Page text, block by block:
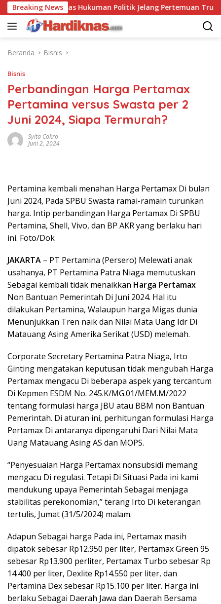
Langsung
ke
konten
Breaking News
Saling Balas Hukuman Politik Jelang Pertemuan Trump dan
Beranda Bisnis
Bisnis
Perbandingan Harga Pertamax
Pertamina versus Swasta per 2
Juni 2024, Siapa Termurah?
Syita Cokro
Juni 2, 2024
Pertamina kembali menahan Harga Pertamax Di bulan
Juni 2024, Pada SPBU Swasta ramai-ramain turunkan
harga. Intip perbandingan Harga Pertamax Di SPBU
Pertamina, Shell, Vivo, dan BP AKR yang berlaku hari
ini. Foto/Dok
JAKARTA – PT Pertamina (Persero) Melewati anak
usahanya, PT Pertamina Patra Niaga memutuskan
Sebagai kembali tidak menaikkan Harga Pertamax
Non Bantuan Pemerintah Di Juni 2024. Hal itu
dilakukan Pertamina, Walaupun harga Migas dunia
Menunjukkan Tren naik dan Nilai Mata Uang Idr Di
Matauang Asing Amerika Serikat (USD) melemah.
Corporate Secretary Pertamina Patra Niaga, Irto
Ginting mengatakan keputusan tidak mengubah Harga
Pertamax mengacu Di beberapa aspek yang tercantum
Di Kepmen ESDM No. 245.K/MG.01/MEM.M/2022
tentang formulasi harga JBU atau BBM non Bantuan
Pemerintah. Di aturan ini, perhitungan formulasi Harga
Pertamax Di antaranya dipengaruhi Dari Nilai Mata
Uang Matauang Asing AS dan MOPS.
“Penyesuaian Harga Pertamax nonsubsidi memang
mengacu Di regulasi. Tetapi Di Situasi Pada ini kami
mendukung upaya Pemerintah Sebagai menjaga
stabilitas perekonomian,” terang Irto Di keterangan
tertulis, Jumat (31/5/2024) malam.
Adapun Sebagai harga Pada ini, Pertamax masih
dipatok sebesar Rp12.950 per liter, Pertamax Green 95
sebesar Rp13.900 perliter, Pertamax Turbo sebesar Rp
14.400 per liter, Dexlite Rp14.550 per liter, dan
Pertamina Dex sebesar Rp15.100 per liter. Harga ini
berlaku Sebagai Daerah Jawa dan Daerah Bersama